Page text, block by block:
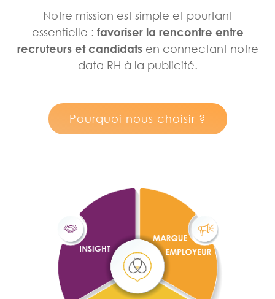
Notre mission est simple et pourtant
essentielle : favoriser la rencontre entre
recruteurs et candidats en connectant notre
data RH à la publicité.
Pourquoi nous choisir ?